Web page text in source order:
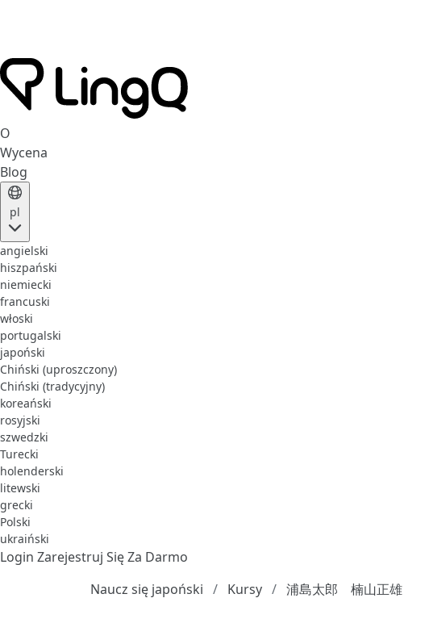
O
Wycena
Blog
pl
angielski
hiszpański
niemiecki
francuski
włoski
portugalski
japoński
Chiński (uproszczony)
Chiński (tradycyjny)
koreański
rosyjski
szwedzki
Turecki
holenderski
litewski
grecki
Polski
ukraiński
Login Zarejestruj Się Za Darmo
Naucz się japoński
Kursy 浦島太郎 楠山正雄